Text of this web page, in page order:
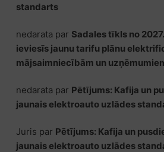
standarts
nedarata par Sadales tīkls no
ieviesīs jaunu tarifu plānu
mājsaimniecībām un
nedarata par Pētījums: Kafija un
jaunais elektroauto uzlādes
Juris par Pētījums: Kafija un
jaunais elektroauto uzlādes